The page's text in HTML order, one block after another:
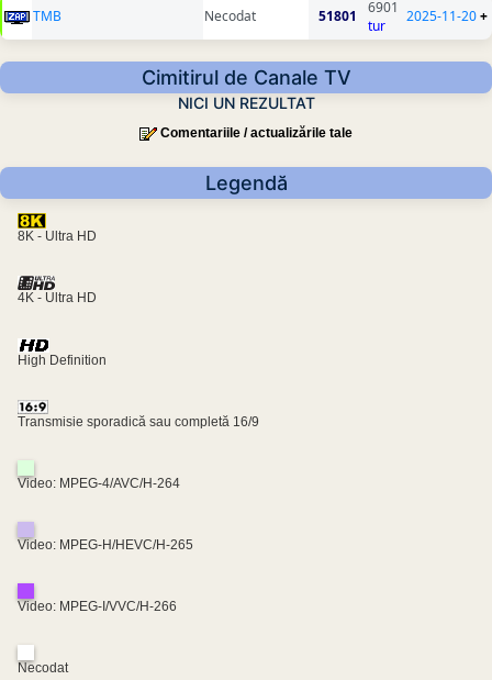
TMB Necodat 51801
6901
tur
2025-11-20+
Cimitirul de Canale TV
NICI UN REZULTAT
Comentariile / actualizările tale
Legendă
8K - Ultra HD
4K - Ultra HD
High Definition
Transmisie sporadică sau completă 16/9
Video: MPEG-4/AVC/H-264
Video: MPEG-H/HEVC/H-265
Video: MPEG-I/VVC/H-266
Necodat